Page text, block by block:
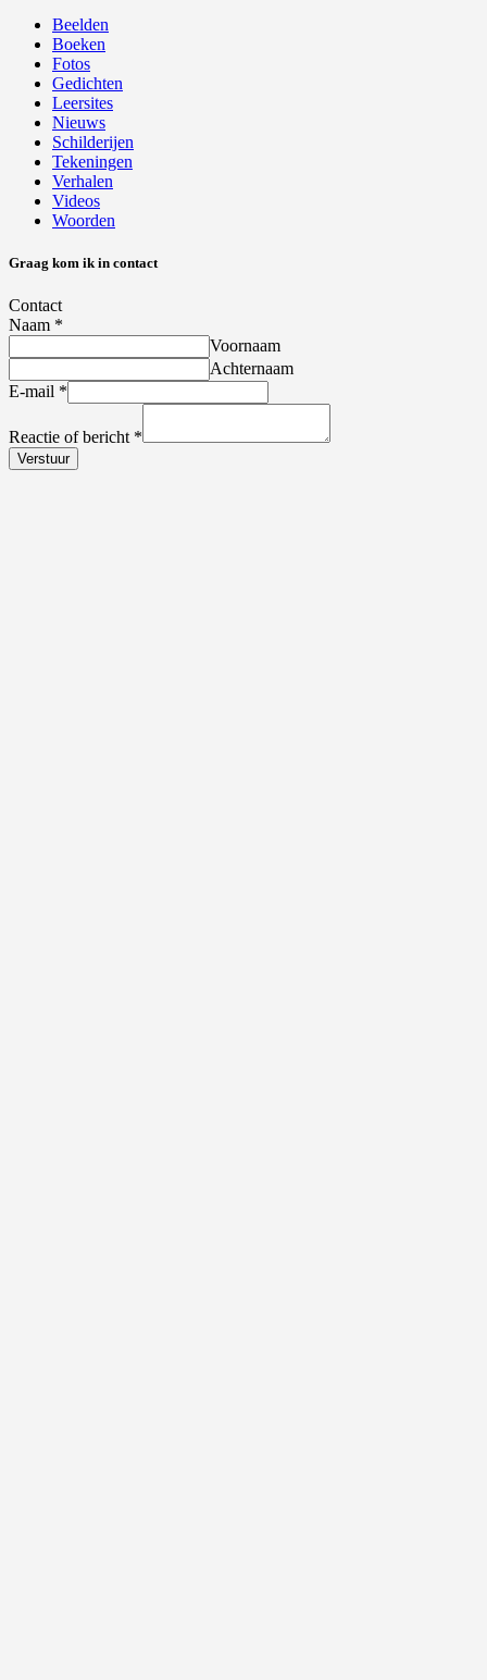
Beelden
Boeken
Fotos
Gedichten
Leersites
Nieuws
Schilderijen
Tekeningen
Verhalen
Videos
Woorden
Graag kom ik in contact
Contact
Naam *
Voornaam
Achternaam
E-mail *
Reactie of bericht *
Verstuur